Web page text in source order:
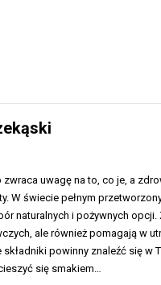
uwagę na to, co je, a
W świecie pełnym
naturalnych i pożywnych
ale również pomagają w
składniki powinny znaleźć się w
się smakiem…